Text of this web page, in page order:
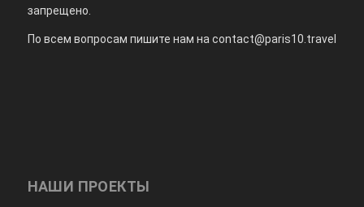
запрещено.
По всем вопросам пишите нам на contact@paris10.travel
НАШИ ПРОЕКТЫ